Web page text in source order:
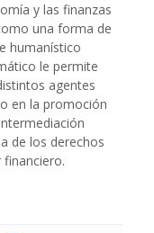
y las finanzas
una forma de
humanístico
le permite
agentes
en la promoción
de los derechos